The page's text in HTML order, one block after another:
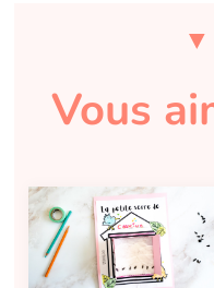
Vous